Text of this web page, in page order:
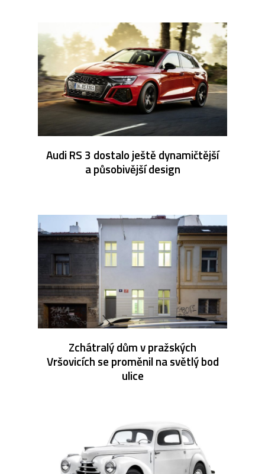
Audi RS 3 dostalo ještě dynamičtější
a působivější design
Zchátralý dům v pražských
Vršovicích se proměnil na světlý bod
ulice